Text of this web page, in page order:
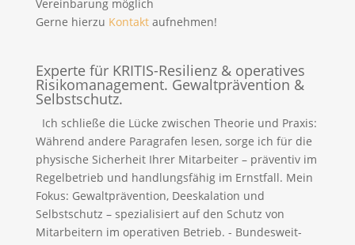
Vereinbarung möglich
Gerne hierzu Kontaktaufnehmen!
Experte für KRITIS-Resilienz & operatives
Risikomanagement. Gewaltprävention &
Selbstschutz.
Ich schließe die Lücke zwischen Theorie und Praxis:
Während andere Paragrafen lesen, sorge ich für die
physische Sicherheit Ihrer Mitarbeiter – präventiv im
Regelbetrieb und handlungsfähig im Ernstfall. Mein
Fokus: Gewaltprävention, Deeskalation und
Selbstschutz – spezialisiert auf den Schutz von
Mitarbeitern im operativen Betrieb. - Bundesweit-